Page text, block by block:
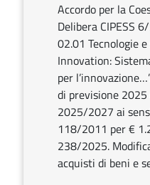
Accordo per la
Delibera CIPESS
02.01 Tecnologie
Innovation:
per
di previsione
2025/2027 ai
118/2011 per €
238/2025.
acquisti di beni e